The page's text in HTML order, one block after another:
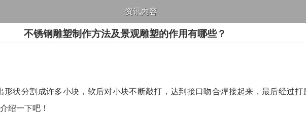
资讯内容
不锈钢雕塑制作方法及景观雕塑的作用有哪些？
状分割成许多小块，软后对小块不断敲打，达到接口吻合焊接起来，最后经过
绍一下吧！